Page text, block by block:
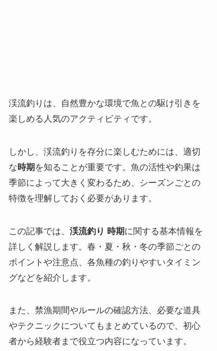
渓流釣りは、自然豊かな環境で魚との駆け引きを
楽しめる人気のアクティビティです。
しかし、渓流釣りを存分に楽しむためには、適切
な 時期 を知ることが重要です。魚の活性や釣果は
季節によって大きく変わるため、シーズンごとの
特徴を理解しておく必要があります。
この記事では、 渓流釣り 時期に関する基本情報を
詳しく解説します。春・夏・秋・冬の季節ごとの
ポイントや注意点、各魚種の釣りやすいタイミン
グなどを紹介します。
また、禁漁期間やルールの確認方法、必要な道具
やテクニックについてもまとめているので、初心
者から経験者まで役立つ内容になっています。